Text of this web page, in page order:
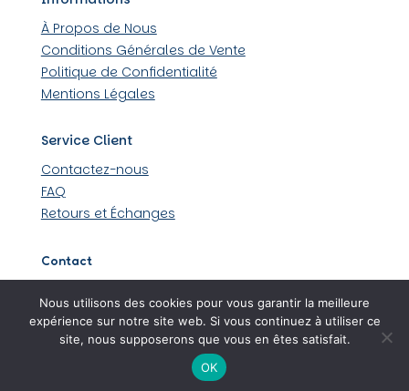
À Propos de Nous
Conditions Générales de Vente
Politique de Confidentialité
Mentions Légales
Service Client
Contactez-nous
FAQ
Retours et Échanges
Contact
06 45 48 36 99
Nous utilisons des cookies pour vous garantir la meilleure
expérience sur notre site web. Si vous continuez à utiliser ce
site, nous supposerons que vous en êtes satisfait.
OK